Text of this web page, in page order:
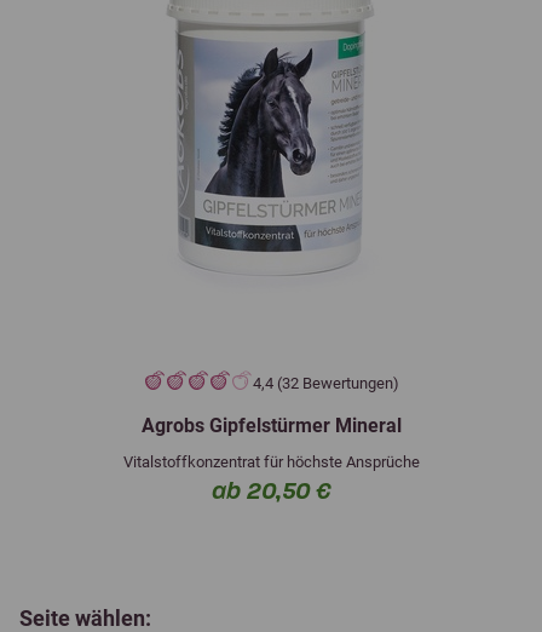
4,4 (32 Bewertungen)
Agrobs Gipfelstürmer Mineral
Vitalstoffkonzentrat für höchste Ansprüche
ab 20,50 €
Seite wählen: